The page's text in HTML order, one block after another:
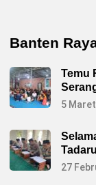
Banten
Temu
5
27